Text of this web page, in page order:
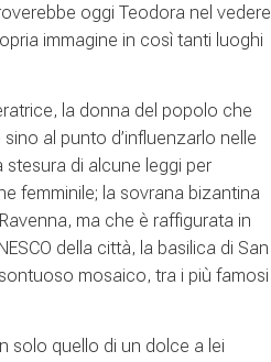
oggi Teodora nel vedere
immagine in così tanti luoghi
la donna del popolo che
al punto d’influenzarlo nelle
di alcune leggi per
femminile; la sovrana bizantina
ma che è raffigurata in
della città, la basilica di San
mosaico, tra i più famosi
solo quello di un dolce a lei